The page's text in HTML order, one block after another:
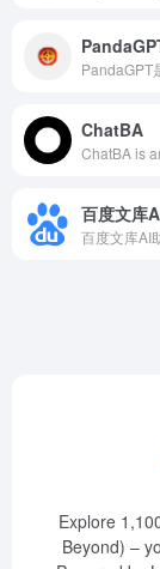
ChatBA
百度文库
Explore
Beyond) –